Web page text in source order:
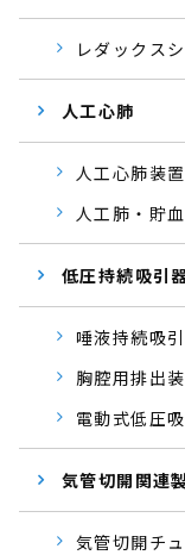
レダックス
人工心肺
人工心肺装置
人工肺・貯
低圧持続吸引
唾液持続吸
胸腔用排出
電動式低圧
気管切開関連
気管切開チ